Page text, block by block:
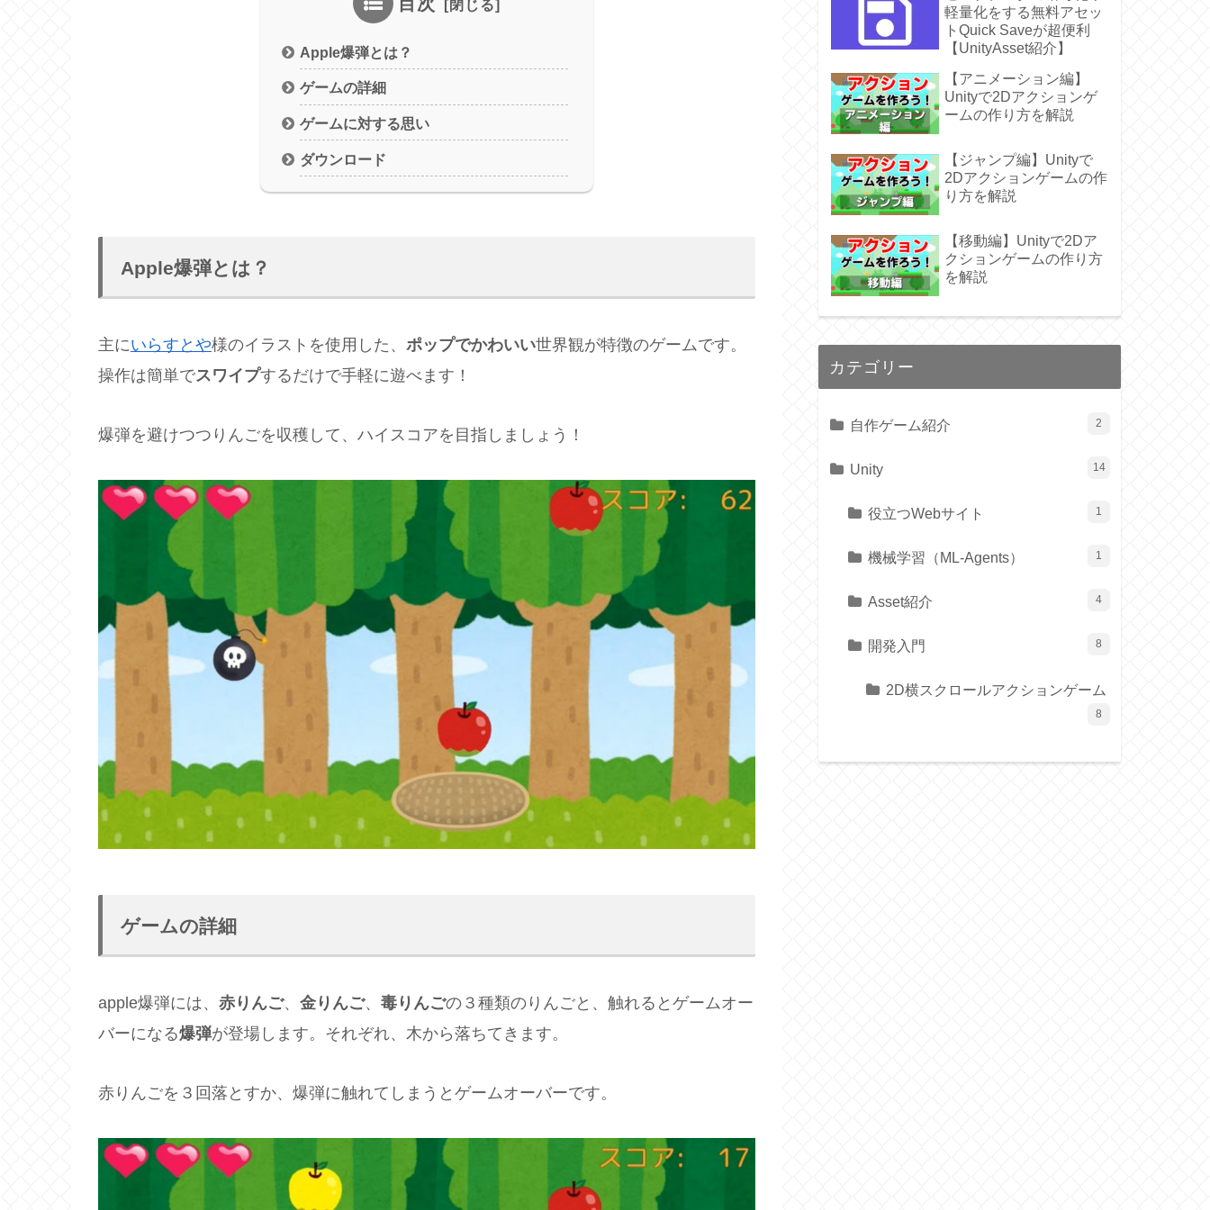
Apple爆弾とは？
ゲームの詳細
ゲームに対する思い
ダウンロード
Apple爆弾とは？
主にいらすとや様のイラストを使用した、 ポップでかわいい世界観が特徴のゲームです。
操作は簡単でスワイプするだけで手軽に遊べます！
爆弾を避けつつりんごを収穫して、ハイスコアを目指しましょう！
ゲームの詳細
apple爆弾には、 赤りんご、 金りんご、 毒りんごの３種類のりんごと、触れるとゲームオー
バーになる爆弾が登場します。それぞれ、木から落ちてきます。
赤りんごを３回落とすか、爆弾に触れてしまうとゲームオーバーです。
軽量化をする無料アセッ
トQuick Saveが超便利
【UnityAsset紹介】
【アニメーション編】
Unityで2Dアクションゲ
ームの作り方を解説
【ジャンプ編】Unityで
2Dアクションゲームの作
り方を解説
【移動編】Unityで2Dア
クションゲームの作り方
を解説
カテゴリー
自作ゲーム紹介 2
Unity 14
役立つWebサイト 1
機械学習（ML-Agents） 1
Asset紹介 4
開発入門 8
2D横スクロールアクションゲーム
8